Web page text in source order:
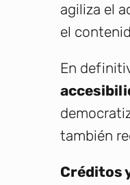
agiliza el
el
En
también
Créditos